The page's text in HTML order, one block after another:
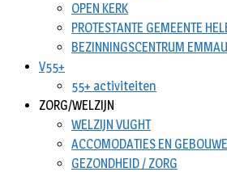
OPEN KERK
PROTESTANTE GEMEENTE
BEZINNINGSCENTRUM
V55+
55+ activiteiten
ZORG/WELZIJN
WELZIJN VUGHT
ACCOMODATIES EN
GEZONDHEID / ZORG